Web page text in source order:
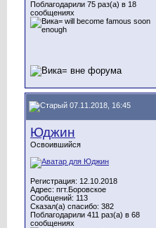
Поблагодарили 75 раз(а) в 18
сообщениях
07.11.2018, 16:45
Юджин
Освоившийся
Регистрация: 12.10.2018
Адрес: пгт.Боровское
Сообщений: 113
Сказал(а) спасибо: 382
Поблагодарили 411 раз(а) в 68
сообщениях